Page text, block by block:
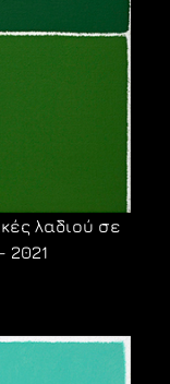
λαδιού σε
2021